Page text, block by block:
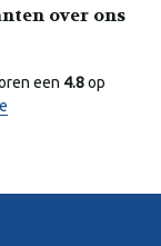
over ons
een 4.8op